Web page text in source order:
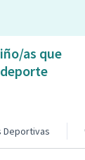
as que
Deportivas